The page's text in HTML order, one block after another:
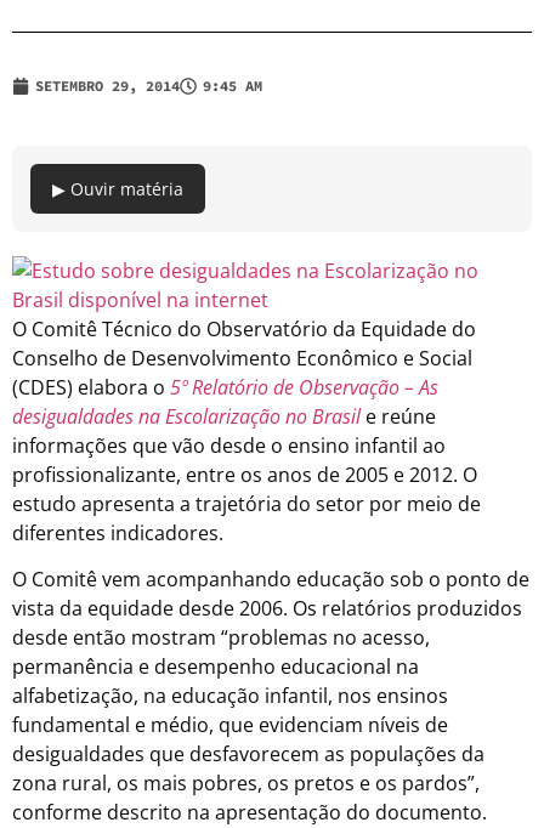
SETEMBRO 29, 2014 9:45 AM
▶ Ouvir matéria
O Comitê Técnico do Observatório da Equidade do
Conselho de Desenvolvimento Econômico e Social
(CDES) elabora o 5º Relatório de Observação – As
desigualdades na Escolarização no Brasil e reúne
informações que vão desde o ensino infantil ao
profissionalizante, entre os anos de 2005 e 2012. O
estudo apresenta a trajetória do setor por meio de
diferentes indicadores.
O Comitê vem acompanhando educação sob o ponto de
vista da equidade desde 2006. Os relatórios produzidos
desde então mostram “problemas no acesso,
permanência e desempenho educacional na
alfabetização, na educação infantil, nos ensinos
fundamental e médio, que evidenciam níveis de
desigualdades que desfavorecem as populações da
zona rural, os mais pobres, os pretos e os pardos”,
conforme descrito na apresentação do documento.